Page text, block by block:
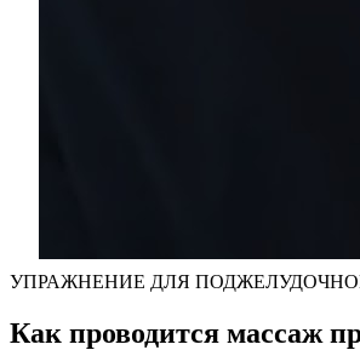
УПРАЖНЕНИЕ ДЛЯ
Как проводится массаж